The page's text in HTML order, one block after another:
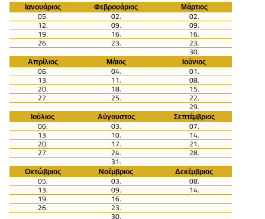
Ιανουάριος Φεβρουάριος
Μάρτιος
05.
02. 02.
12. 09. 09.
19. 16. 16.
26. 23. 23.
30.
Απρίλιος
Μάιος
Ιούνιος
06.
04. 01.
13. 11. 08.
20. 18. 15.
27. 25. 22.
29.
Ιούλιος
Αύγουστος
Σεπτέμβριος
06.
03. 07.
13. 10. 14.
20. 17. 21.
27. 24. 28.
31.
Οκτώβριος
Νοέμβριος
Δεκέμβριος
05.
03. 08.
13. 09. 14.
19. 16.
26. 23.
30.